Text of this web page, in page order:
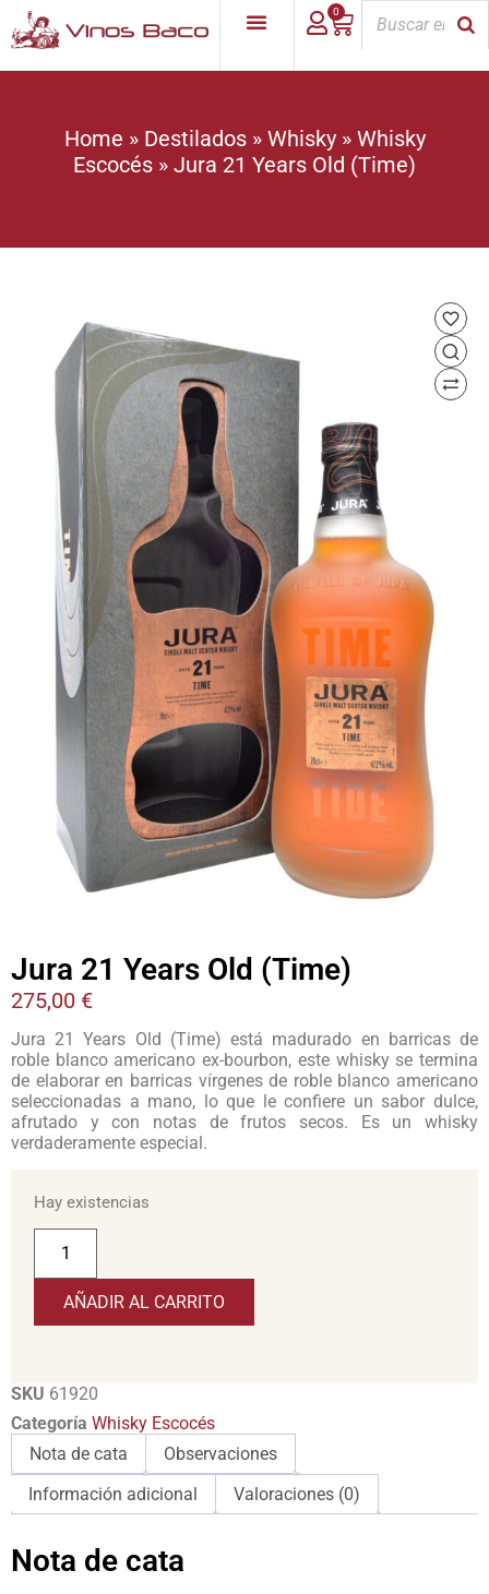
0
Home » Destilados» Whisky» Whisky
Escocés » Jura 21 Years Old (Time)
Jura 21 Years Old (Time)
275,00 €
Jura 21 Years Old (Time) está madurado en barricas de
roble blanco americano ex-bourbon, este whisky se termina
de elaborar en barricas vírgenes de roble blanco americano
seleccionadas a mano, lo que le confiere un sabor dulce,
afrutado y con notas de frutos secos. Es un whisky
verdaderamente especial.
Hay existencias
AÑADIR AL CARRITO
SKU 61920
Categoría Whisky Escocés
Nota de cata
Observaciones
Información adicional
Valoraciones (0)
Nota de cata